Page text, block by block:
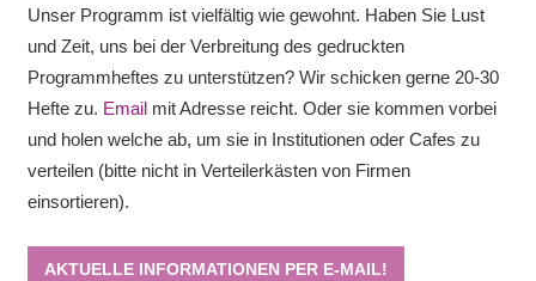
Unser Programm ist vielfältig wie gewohnt. Haben Sie Lust
und Zeit, uns bei der Verbreitung des gedruckten
Programmheftes zu unterstützen? Wir schicken gerne 20-30
Hefte zu. Emailmit Adresse reicht. Oder sie kommen vorbei
und holen welche ab, um sie in Institutionen oder Cafes zu
verteilen (bitte nicht in Verteilerkästen von Firmen
einsortieren).
AKTUELLE INFORMATIONEN PER E-MAIL!